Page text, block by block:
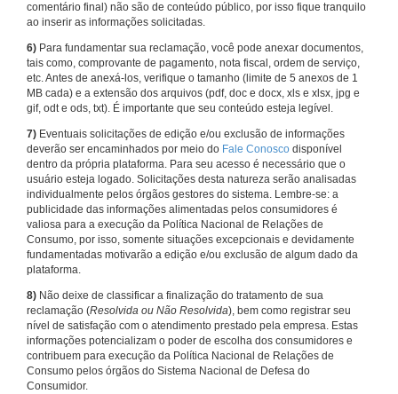
comentário final) não são de conteúdo público, por isso fique tranquilo
ao inserir as informações solicitadas.
6) Para fundamentar sua reclamação, você pode anexar documentos,
tais como, comprovante de pagamento, nota fiscal, ordem de serviço,
etc. Antes de anexá-los, verifique o tamanho (limite de 5 anexos de 1
MB cada) e a extensão dos arquivos (pdf, doc e docx, xls e xlsx, jpg e
gif, odt e ods, txt). É importante que seu conteúdo esteja legível.
7) Eventuais solicitações de edição e/ou exclusão de informações
deverão ser encaminhados por meio do Fale Conosco disponível
dentro da própria plataforma. Para seu acesso é necessário que o
usuário esteja logado. Solicitações desta natureza serão analisadas
individualmente pelos órgãos gestores do sistema. Lembre-se: a
publicidade das informações alimentadas pelos consumidores é
valiosa para a execução da Política Nacional de Relações de
Consumo, por isso, somente situações excepcionais e devidamente
fundamentadas motivarão a edição e/ou exclusão de algum dado da
plataforma.
8) Não deixe de classificar a finalização do tratamento de sua
reclamação (Resolvida ou Não Resolvida), bem como registrar seu
nível de satisfação com o atendimento prestado pela empresa. Estas
informações potencializam o poder de escolha dos consumidores e
contribuem para execução da Política Nacional de Relações de
Consumo pelos órgãos do Sistema Nacional de Defesa do
Consumidor.